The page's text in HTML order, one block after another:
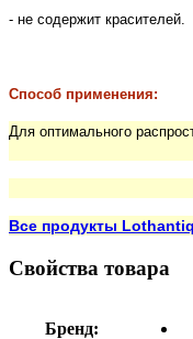
- не содержит красителей.
Способ применения:
Для оптимального
Все продукты
Свойства товара
Бренд: